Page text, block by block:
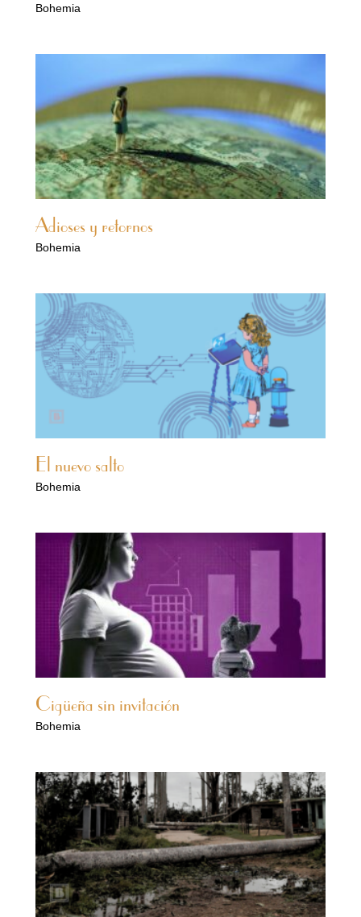
Bohemia
Adioses y retornos
Bohemia
El nuevo salto
Bohemia
Cigüeña sin invitación
Bohemia